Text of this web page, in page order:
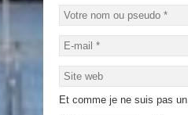
Et comme je ne suis pas